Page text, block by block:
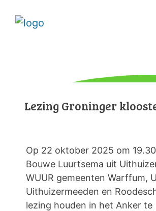
Lezing Groninger
Op 22 oktober 2025 om
Bouwe Luurtsema uit
WUUR gemeenten Warffum,
Uithuizermeeden en
lezing houden in het Anker te